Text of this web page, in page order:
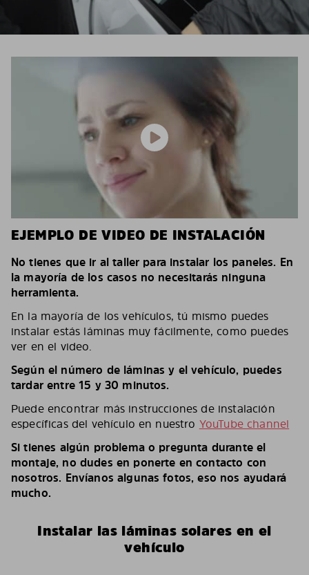
EJEMPLO DE VIDEO DE INSTALACIÓN
No tienes que ir al taller para instalar los paneles. En
la mayoría de los casos no necesitarás ninguna
herramienta.
En la mayoría de los vehículos, tú mismo puedes
instalar estás láminas muy fácilmente, como puedes
ver en el video.
Según el número de láminas y el vehículo, puedes
tardar entre 15 y 30 minutos.
Puede encontrar más instrucciones de instalación
específicas del vehículo en nuestro YouTube channel
Si tienes algún problema o pregunta durante el
montaje, no dudes en ponerte en contacto con
nosotros. Envíanos algunas fotos, eso nos ayudará
mucho.
Instalar las láminas solares en el
vehículo